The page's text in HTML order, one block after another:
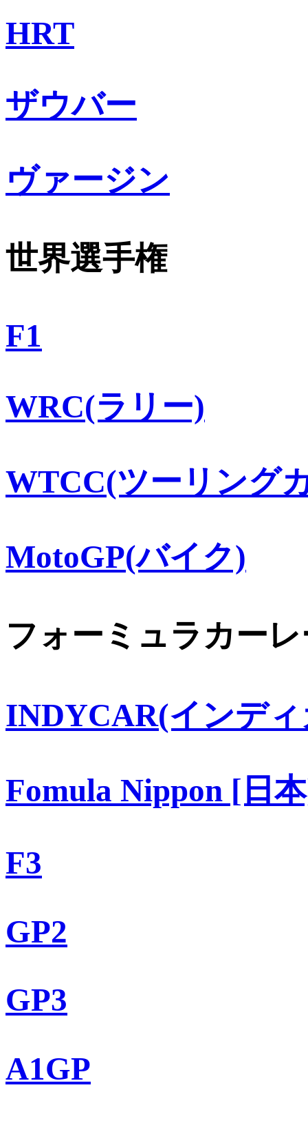
HRT
ザウバー
ヴァージン
世界選手権
F1
WRC(ラリー)
WTCC(ツーリング
MotoGP(バイク)
フォーミュラカー
INDYCAR(インデ
Fomula Nippon [日
F3
GP2
GP3
A1GP